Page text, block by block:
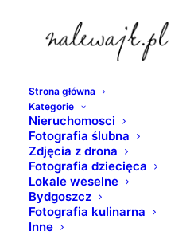
Strona główna
Kategorie
Nieruchomosci
Fotografia ślubna
Zdjęcia z drona
Fotografia dziecięca
Lokale weselne
Bydgoszcz
Fotografia kulinarna
Inne
miejsca-na-sesje-
Strona Główna Fotografia
miejsca-na-sesje-